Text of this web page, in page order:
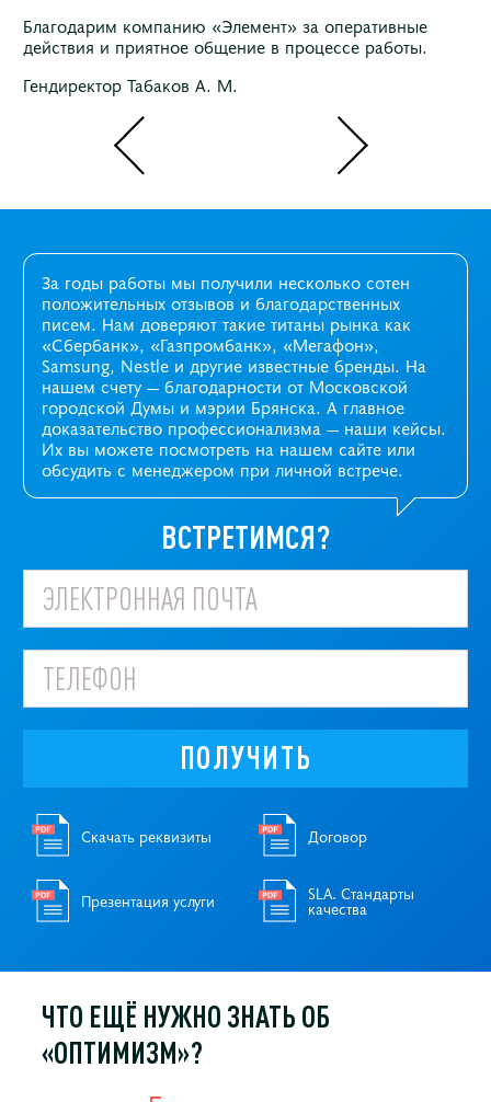
Благодарим компанию «Элемент» за оперативные
действия и приятное общение в процессе работы.
Гендиректор Табаков А. М.
За годы работы мы получили несколько сотен
положительных отзывов и благодарственных
писем. Нам доверяют такие титаны рынка как
«Сбербанк», «Газпромбанк», «Мегафон»,
Samsung, Nestle и другие известные бренды. На
нашем счету — благодарности от Московской
городской Думы и мэрии Брянска. А главное
доказательство профессионализма — наши кейсы.
Их вы можете посмотреть на нашем сайте или
обсудить с менеджером при личной встрече.
ВСТРЕТИМСЯ?
ПОЛУЧИТЬ
Скачать реквизиты Договор
Презентация услуги SLA. Стандарты
качества
ЧТО ЕЩЁ НУЖНОЗНАТЬ ОБ
«ОПТИМИЗМ»?